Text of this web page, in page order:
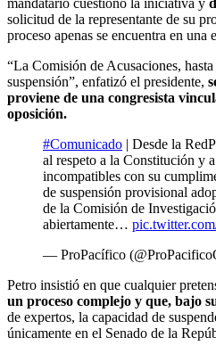
solicitud de la representante de su
proceso apenas se encuentra en una
“La Comisión de Acusaciones,
suspensión”, enfatizó el presidente,
proviene de una congresista
oposición.
#Comunicado | Desde la
al respeto a la Constitución y
incompatibles con su
de suspensión provisional
de la Comisión de
abiertamente…
— ProPacífico
Petro insistió en que cualquier
un proceso complejo y que, bajo
de expertos, la capacidad de
únicamente en el Senado de la